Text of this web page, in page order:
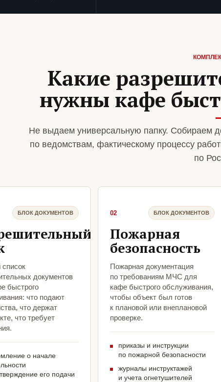
Какие
нужны кафе
Не выдаем универсальную папку. Собираем
по ведомствам, фактическому процессу
по
БЛОК ДОКУМЕНТОВ
документов
быстрого
что подают
что держат
что требует
о начале
его подачи
02 БЛОК ДОКУМЕНТОВ
Пожарная
безопасность
Пожарная документация
по требованиям МЧС для
кафе быстрого обслуживания,
чтобы объект был готов
к плановой или внеплановой
проверке.
приказы и инструкции
по пожарной безопасности
журналы инструктажей
и учета огнетушителей